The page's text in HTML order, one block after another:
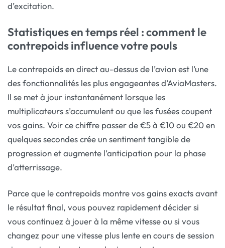
d’excitation.
Statistiques en temps réel : comment le
contrepoids influence votre pouls
Le contrepoids en direct au-dessus de l’avion est l’une
des fonctionnalités les plus engageantes d’AviaMasters.
Il se met à jour instantanément lorsque les
multiplicateurs s’accumulent ou que les fusées coupent
vos gains. Voir ce chiffre passer de €5 à €10 ou €20 en
quelques secondes crée un sentiment tangible de
progression et augmente l’anticipation pour la phase
d’atterrissage.
Parce que le contrepoids montre vos gains exacts avant
le résultat final, vous pouvez rapidement décider si
vous continuez à jouer à la même vitesse ou si vous
changez pour une vitesse plus lente en cours de session